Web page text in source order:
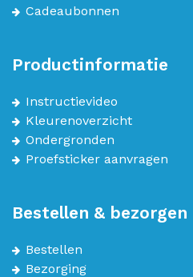
Cadeaubonnen
Productinformatie
Instructievideo
Kleurenoverzicht
Ondergronden
Proefsticker aanvragen
Bestellen & bezorgen
Bestellen
Bezorging